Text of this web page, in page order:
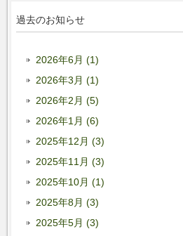
過去のお知らせ
2026年6月 (1)
2026年3月 (1)
2026年2月 (5)
2026年1月 (6)
2025年12月 (3)
2025年11月 (3)
2025年10月 (1)
2025年8月 (3)
2025年5月 (3)